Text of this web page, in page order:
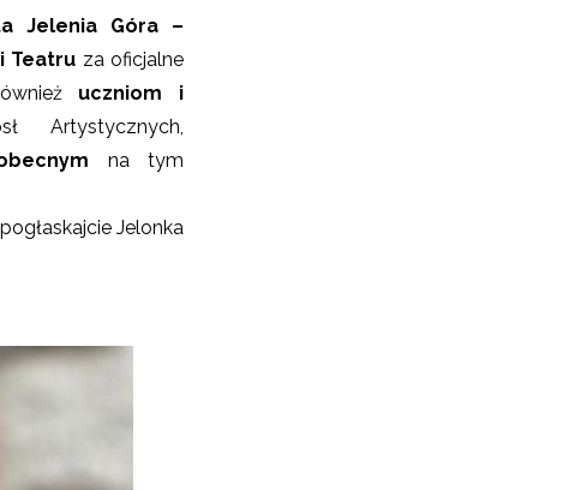
Jelenia Góra –
Teatru za oficjalne
uczniom i
Artystycznych,
na tym
Jelonka